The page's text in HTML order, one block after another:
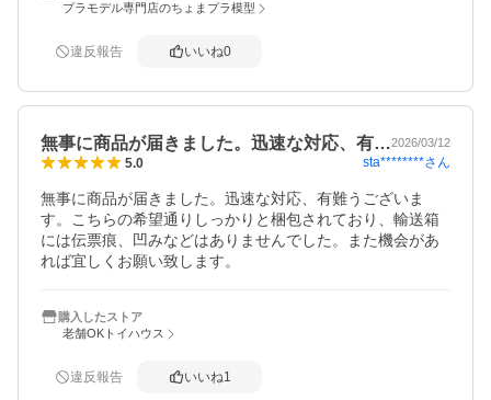
プラモデル専門店のちょまプラ模型
違反報告 いいね0
無事に商品が届きました。迅速な対応、有…2026/03/12
5.0 sta********さん
無事に商品が届きました。迅速な対応、有難うございま
す。こちらの希望通りしっかりと梱包されており、輸送箱
には伝票痕、凹みなどはありませんでした。また機会があ
れば宜しくお願い致します。
購入したストア
老舗OKトイハウス
違反報告 いいね1